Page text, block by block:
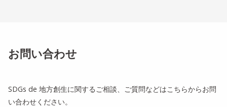
お問い合わせ
SDGs de 地方創生に関するご相談、ご質問などはこちらからお問
い合わせください。